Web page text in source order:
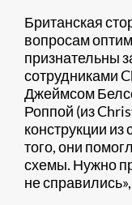
Британская
вопросам
признательны
сотрудниками
Джеймсом
Роппой (из
конструкции
того, они
схемы. Нужно
не